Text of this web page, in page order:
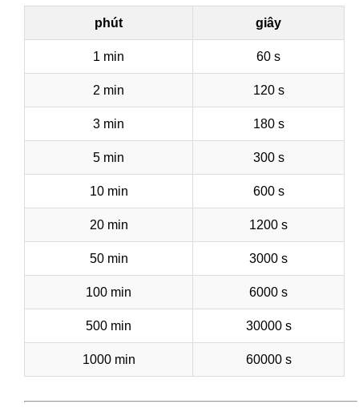
phút giây
1 min 60 s
2 min 120 s
3 min 180 s
5 min 300 s
10 min 600 s
20 min 1200 s
50 min 3000 s
100 min 6000 s
500 min 30000 s
1000 min 60000 s